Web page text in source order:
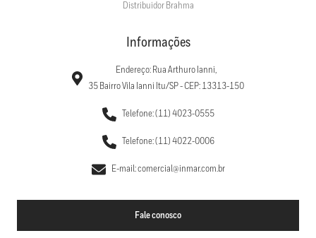
Distribuidor Brahma
Informações
Endereço: Rua Arthuro Ianni,
35 Bairro Vila Ianni Itu/SP - CEP: 13313-150
Telefone: (11) 4023-0555
Telefone: (11) 4022-0006
E-mail: comercial@inmar.com.br
Fale conosco